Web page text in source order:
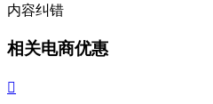
内容纠错
相关电商优惠
